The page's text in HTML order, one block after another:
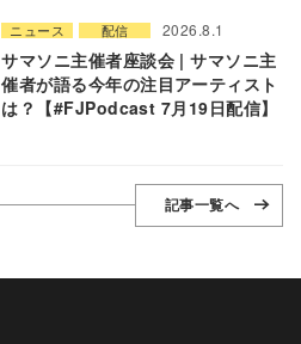
ニュース 配信 2026.8.1
サマソニ主催者座談会 | サマソニ主
催者が語る今年の注目アーティスト
は？【#FJPodcast 7月19日配信】
記事一覧へ